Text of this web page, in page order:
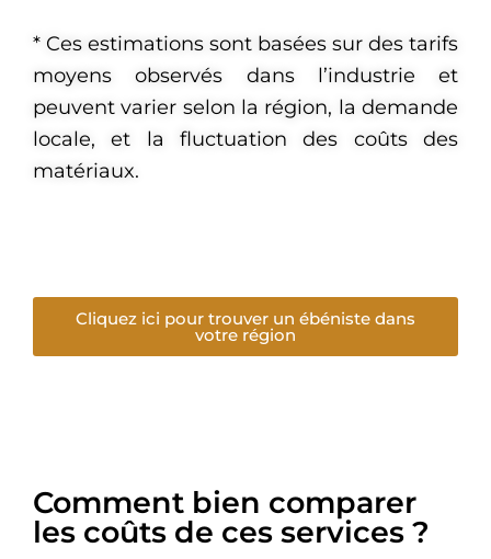
* Ces estimations sont basées sur des tarifs
moyens observés dans l’industrie et
peuvent varier selon la région, la demande
locale, et la fluctuation des coûts des
matériaux.
Cliquez ici pour trouver un ébéniste dans
votre région
Comment bien comparer
les coûts de ces services ?